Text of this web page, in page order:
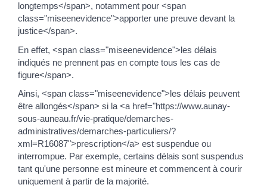
longtemps</span>, notamment pour <span
class="miseenevidence">apporter une preuve devant la
justice</span>.
En effet, <span class="miseenevidence">les délais
indiqués ne prennent pas en compte tous les cas de
figure</span>.
Ainsi, <span class="miseenevidence">les délais peuvent
être allongés</span> si la <a href="https://www.aunay-
sous-auneau.fr/vie-pratique/demarches-
administratives/demarches-particuliers/?
xml=R16087">prescription</a> est suspendue ou
interrompue. Par exemple, certains délais sont suspendus
tant qu'une personne est mineure et commencent à courir
uniquement à partir de la majorité.